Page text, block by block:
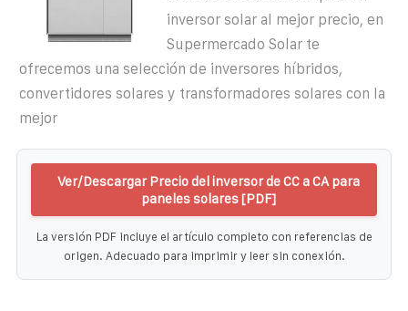
inversor solar al mejor precio, en
Supermercado Solar te
ofrecemos una selección de inversores híbridos,
convertidores solares y transformadores solares con la
mejor
Ver/Descargar Precio del inversor de CC a CA para
paneles solares [PDF]
La versión PDF incluye el artículo completo con referencias de
origen. Adecuado para imprimir y leer sin conexión.